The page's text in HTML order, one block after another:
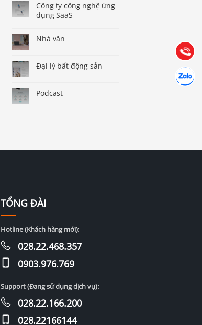
Công ty công nghệ ứng
dụng SaaS
Nhà văn
Đại lý bất động sản
Podcast
TỔNG ĐÀI
Hotline (Khách hàng mới):
028.22.468.357
0903.976.769
Support (Đang sử dụng dịch vụ):
028.22.166.200
028.22166144
Gọi cho
(028) 22.166.144
Chát